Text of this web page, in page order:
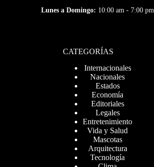
Lunes a Domingo: 10:00 am - 7:00 pm
CATEGORÍAS
Internacionales
Nacionales
Estados
Economía
Editoriales
Legales
Entretenimiento
Vida y Salud
Mascotas
Arquitectura
Tecnología